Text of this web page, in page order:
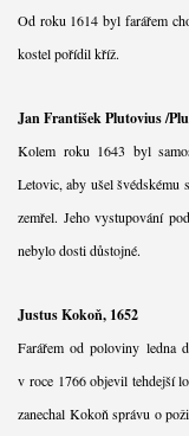
Od roku 1614 byl farářem
kostel pořídil kříž.
Jan František Plutovius /
Kolem roku 1643 byl
Letovic, aby ušel švédskému
zemřel. Jeho vystupování
nebylo dosti důstojné.
Justus Kokoň, 1652
Farářem od poloviny ledna
v roce 1766 objevil tehdejší
zanechal Kokoň správu o